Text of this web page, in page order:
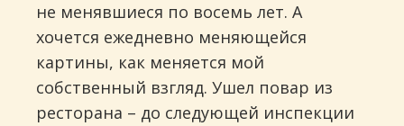
не менявшиеся по восемь лет. А
хочется ежедневно меняющейся
картины, как меняется мой
собственный взгляд. Ушел повар из
ресторана – до следующей инспекции